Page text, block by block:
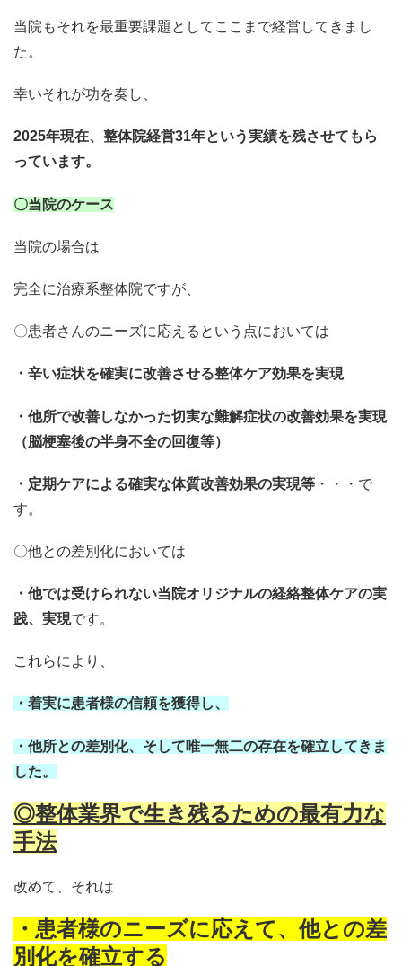
当院もそれを最重要課題としてここまで経営してきまし
た。
幸いそれが功を奏し、
2025年現在、整体院経営31年という実績を残させてもら
っています。
〇当院のケース
当院の場合は
完全に治療系整体院ですが、
〇患者さんのニーズに応えるという点においては
・辛い症状を確実に改善させる整体ケア効果を実現
・他所で改善しなかった切実な難解症状の改善効果を実現
（脳梗塞後の半身不全の回復等）
・定期ケアによる確実な体質改善効果の実現等 ・・・で
す。
〇他との差別化においては
・他では受けられない当院オリジナルの経絡整体ケアの実
践、実現です。
これらにより、
・着実に患者様の信頼を獲得し、
・他所との差別化、そして唯一無二の存在を確立してきま
した。
◎整体業界で生き残るための最有力な
手法
改めて、それは
・患者様のニーズに応えて、他との差
別化を確立する